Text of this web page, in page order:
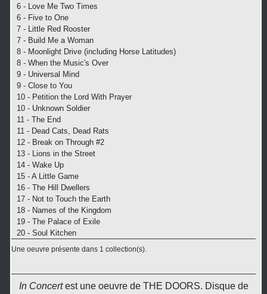
6 - Love Me Two Times
6 - Five to One
7 - Little Red Rooster
7 - Build Me a Woman
8 - Moonlight Drive (including Horse Latitudes)
8 - When the Music's Over
9 - Universal Mind
9 - Close to You
10 - Petition the Lord With Prayer
10 - Unknown Soldier
11 - The End
11 - Dead Cats, Dead Rats
12 - Break on Through #2
13 - Lions in the Street
14 - Wake Up
15 - A Little Game
16 - The Hill Dwellers
17 - Not to Touch the Earth
18 - Names of the Kingdom
19 - The Palace of Exile
20 - Soul Kitchen
Une oeuvre présente dans 1 collection(s).
In Concertest une oeuvre de THE DOORS. Disque de